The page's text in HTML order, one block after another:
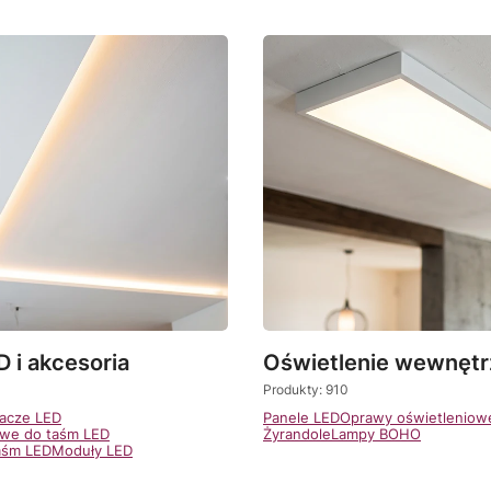
i akcesoria
LED
do taśm LED
LEDModuły LED
Oświetlenie
Produkty: 910
Panele LEDOprawy
ŻyrandoleLampy BOHO